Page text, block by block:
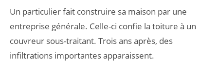
Un particulier fait construire sa maison par une
entreprise générale. Celle-ci confie la toiture à un
couvreur sous-traitant. Trois ans après, des
infiltrations importantes apparaissent.